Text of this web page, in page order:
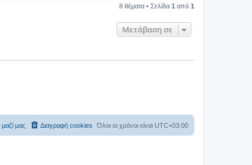
8 θέματα • Σελίδα 1 από 1
Μετάβαση σε
Όλοι οι χρόνοι είναι UTC+03:00
Διαγραφή cookies
μας